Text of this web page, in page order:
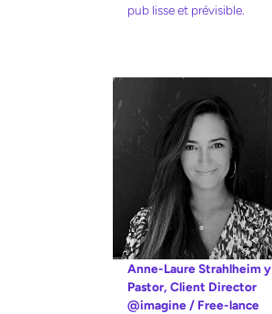
pub lisse et prévisible.
Anne-Laure Strahlheim y
Pastor, Client Director
@imagine / Free-lance